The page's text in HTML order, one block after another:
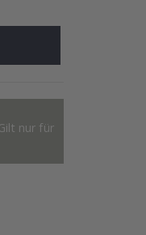
nur für